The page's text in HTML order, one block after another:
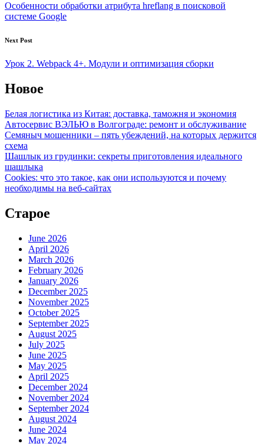
Особенности обработки атрибута hreflang в поисковой
системе Google
Next Post
Урок 2. Webpack 4+. Модули и оптимизация сборки
Новое
Белая логистика из Китая: доставка, таможня и экономия
Автосервис ВЭЛЬЮ в Волгограде: ремонт и обслуживание
Семяныч мошенники – пять убеждений, на которых держится
схема
Шашлык из грудинки: секреты приготовления идеального
шашлыка
Cookies: что это такое, как они используются и почему
необходимы на веб-сайтах
Старое
June 2026
April 2026
March 2026
February 2026
January 2026
December 2025
November 2025
October 2025
September 2025
August 2025
July 2025
June 2025
May 2025
April 2025
December 2024
November 2024
September 2024
August 2024
June 2024
May 2024